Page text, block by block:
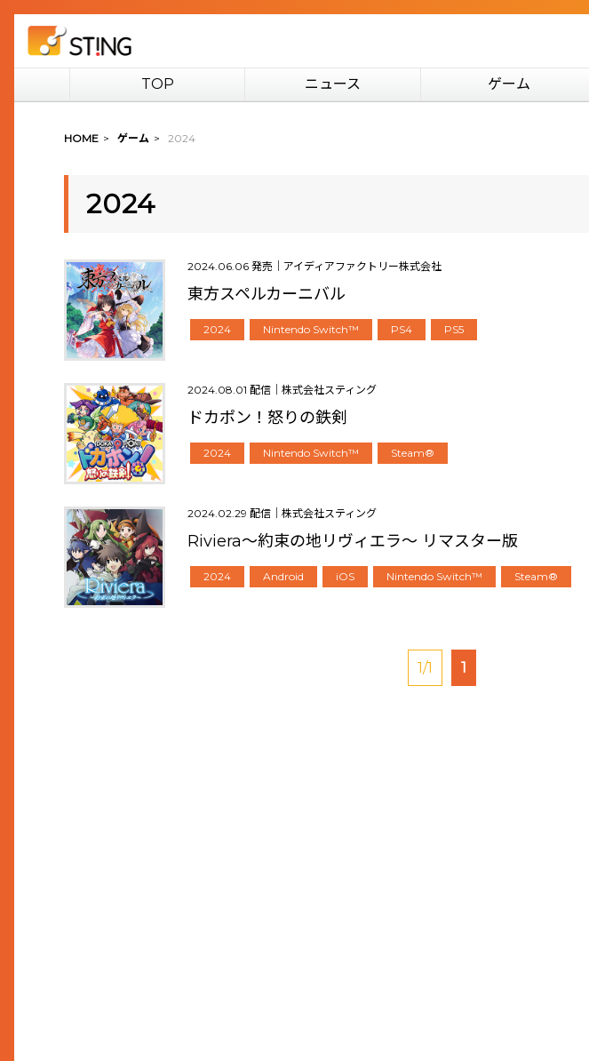
TOP ニュース ゲーム
HOME > ゲーム > 2024
2024
2024.06.06 発売｜アイディアファクトリー株式会社
東方スペルカーニバル
2024 Nintendo Switch™ PS4 PS5
2024.08.01 配信｜株式会社スティング
ドカポン！怒りの鉄剣
2024 Nintendo Switch™ Steam®
2024.02.29 配信｜株式会社スティング
Riviera～約束の地リヴィエラ～ リマスター版
2024 Android iOS Nintendo Switch™ Steam®
1/1 1